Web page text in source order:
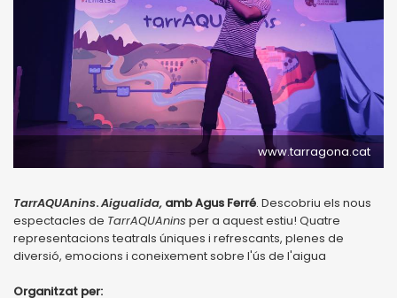
www.tarragona.cat
TarrAQUAnins.Aigualida, amb Agus Ferré. Descobriu els nous
espectacles de TarrAQUAnins per a aquest estiu! Quatre
representacions teatrals úniques i refrescants, plenes de
diversió, emocions i coneixement sobre l'ús de l'aigua
Organitzat per: